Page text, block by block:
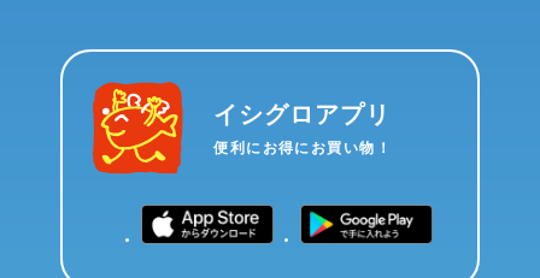
イシグロアプリ
便利にお得にお買い物！